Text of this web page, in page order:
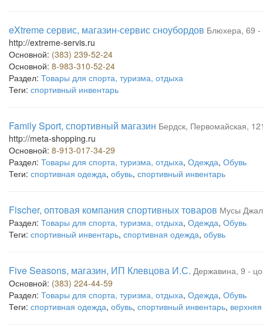
eXtreme сервис, магазин-сервис сноубордов Блюхера, 69 -
http://extreme-servis.ru
Основной: (383) 239-52-24
Основной: 8-983-310-52-24
Раздел: Товары для спорта, туризма, отдыха
Теги: спортивный инвентарь
Family Sport, спортивный магазин Бердск, Первомайская,
http://meta-shopping.ru
Основной: 8-913-017-34-29
Раздел: Товары для спорта, туризма, отдыха, Одежда, Обувь
Теги: спортивная одежда, обувь, спортивный инвентарь
Fischer, оптовая компания спортивных товаров Мусы
Раздел: Товары для спорта, туризма, отдыха, Одежда, Обувь
Теги: спортивный инвентарь, спортивная одежда, обувь
Five Seasons, магазин, ИП Клевцова И.С. Державина, 9 -
Основной: (383) 224-44-59
Раздел: Товары для спорта, туризма, отдыха, Одежда, Обувь
Теги: спортивная одежда, обувь, спортивный инвентарь,